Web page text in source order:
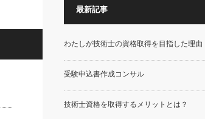
最新記事
わたしが技術士の資格取得を目指した理由
受験申込書作成コンサル
技術士資格を取得するメリットとは？